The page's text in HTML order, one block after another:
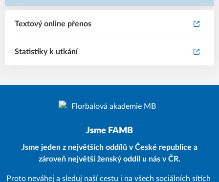
Textový online přenos
Statistiky k utkání
Jsme FAMB
Jsme jeden z největších oddílů v České republice a
zároveň největší ženský oddíl u nás v ČR.
Proto neváhej a sleduj naší cestu i na všech sociálních sítích